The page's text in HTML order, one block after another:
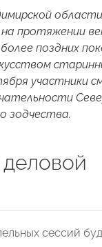
протяжении
поздних
участники
зодчества.
сессий